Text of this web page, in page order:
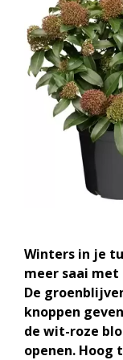
Winters in je
meer saai met
De
knoppen
de wit-roze
openen. Hoog